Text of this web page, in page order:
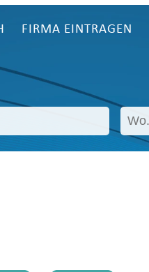
FIRMA EINTRAGEN